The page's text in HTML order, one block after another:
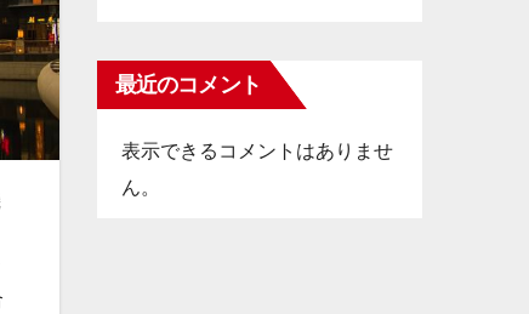
最近のコメント
表示できるコメントはありませ
ん。